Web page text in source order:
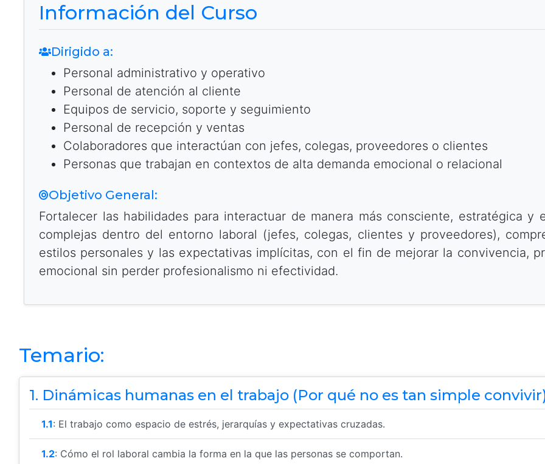
Información del Curso
Dirigido a:
Personal administrativo y operativo
Personal de atención al cliente
Equipos de servicio, soporte y seguimiento
Personal de recepción y ventas
Colaboradores que interactúan con jefes, colegas, proveedores o clientes
Personas que trabajan en contextos de alta demanda emocional o relacional
Objetivo General:
Fortalecer las habilidades para interactuar de manera más consciente, estratégica y
complejas dentro del entorno laboral (jefes, colegas, clientes y proveedores),
estilos personales y las expectativas implícitas, con el fin de mejorar la convivencia,
emocional sin perder profesionalismo ni efectividad.
Temario:
1. Dinámicas humanas en el trabajo (Por qué no es tan simple
1.1: El trabajo como espacio de estrés, jerarquías y expectativas cruzadas.
1.2: Cómo el rol laboral cambia la forma en la que las personas se comportan.